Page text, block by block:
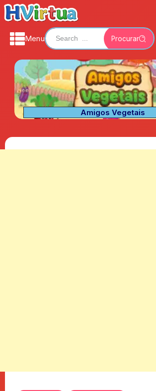
Menu Procurar
Amigos Vegetais